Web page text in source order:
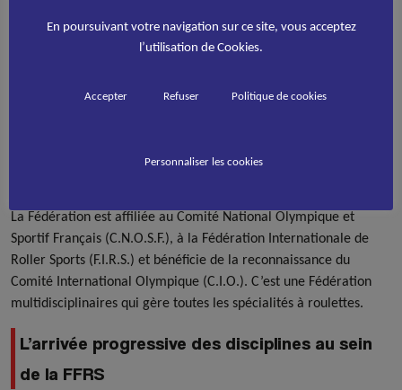
En 1998, Hervé LALLEMENT devient Directeur Technique
Fédération Française de Roller Sportsqu’elle conservera
La Fédération est affiliée au Comité National Olympique et
Sportif Français (C.N.O.S.F.), à la Fédération Internationale de
Roller Sports (F.I.R.S.) et bénéficie de la reconnaissance du
Comité International Olympique (C.I.O.). C’est une Fédération
multidisciplinaires qui gère toutes les spécialités à roulettes.
L’arrivée progressive des disciplines au sein
de la FFRS
En poursuivant votre navigation sur ce site, vous acceptez
l’utilisation de Cookies.
Accepter Refuser Politique de cookies
Personnaliser les cookies